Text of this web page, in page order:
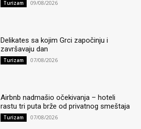
Turizam 09/08/2026
Delikates sa kojim Grci započinju i
završavaju dan
Turizam 07/08/2026
Airbnb nadmašio očekivanja – hoteli
rastu tri puta brže od privatnog smeštaja
Turizam 07/08/2026